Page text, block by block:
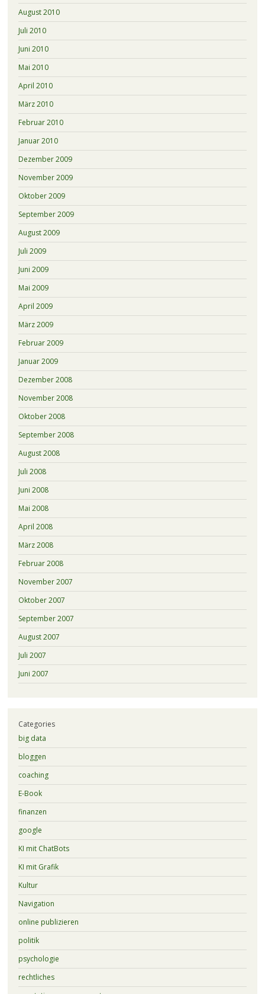
August 2010
Juli 2010
Juni 2010
Mai 2010
April 2010
März 2010
Februar 2010
Januar 2010
Dezember 2009
November 2009
Oktober 2009
September 2009
August 2009
Juli 2009
Juni 2009
Mai 2009
April 2009
März 2009
Februar 2009
Januar 2009
Dezember 2008
November 2008
Oktober 2008
September 2008
August 2008
Juli 2008
Juni 2008
Mai 2008
April 2008
März 2008
Februar 2008
November 2007
Oktober 2007
September 2007
August 2007
Juli 2007
Juni 2007
Categories
big data
bloggen
coaching
E-Book
finanzen
google
KI mit ChatBots
KI mit Grafik
Kultur
Navigation
online publizieren
politik
psychologie
rechtliches